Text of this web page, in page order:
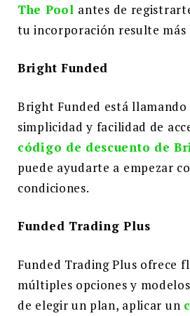
The Pool antes de
tu incorporación resulte más
Bright Funded
Bright Funded está
simplicidad y facilidad de
código de descuento de
puede ayudarte a empezar
condiciones.
Funded Trading Plus
Funded Trading Plus ofrece
múltiples opciones y
de elegir un plan, aplicar un